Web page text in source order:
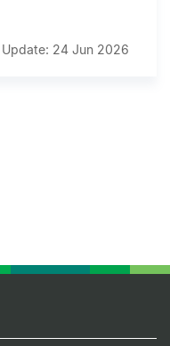
Update: 24 Jun 2026